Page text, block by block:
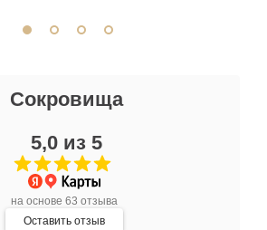
Сокровища
5,0 из 5
на основе 63 отзыва
Оставить отзыв
выбор украшений! Каждое -
и завораживает своей
не купить всё! Спасибо!